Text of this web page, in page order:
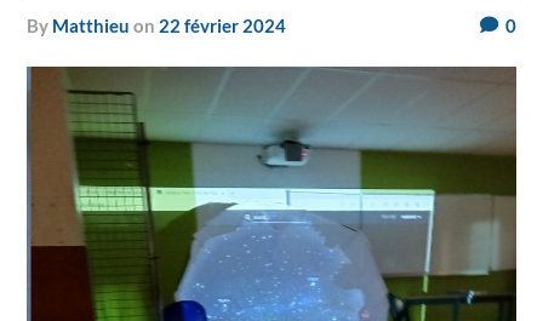
by Matthieu on 22 février 2024 0